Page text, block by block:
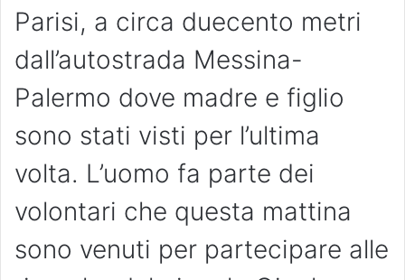
Parisi, a circa duecento metri
dall’autostrada Messina-
Palermo dove madre e figlio
sono stati visti per l’ultima
volta. L’uomo fa parte dei
volontari che questa mattina
sono venuti per partecipare alle